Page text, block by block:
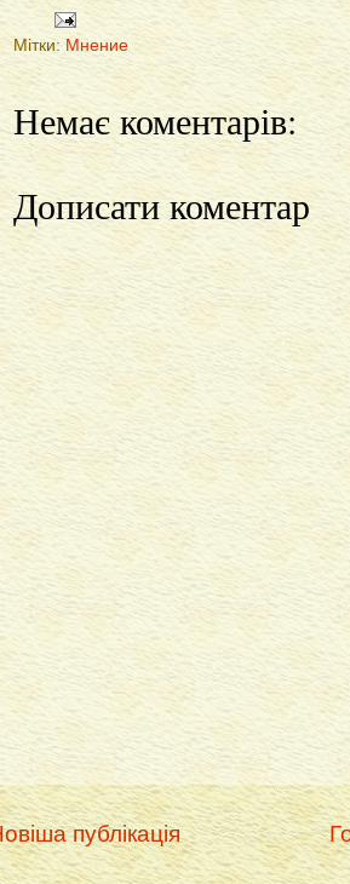
Мітки: Мнение
Немає коментарів:
Дописати коментар
публікація